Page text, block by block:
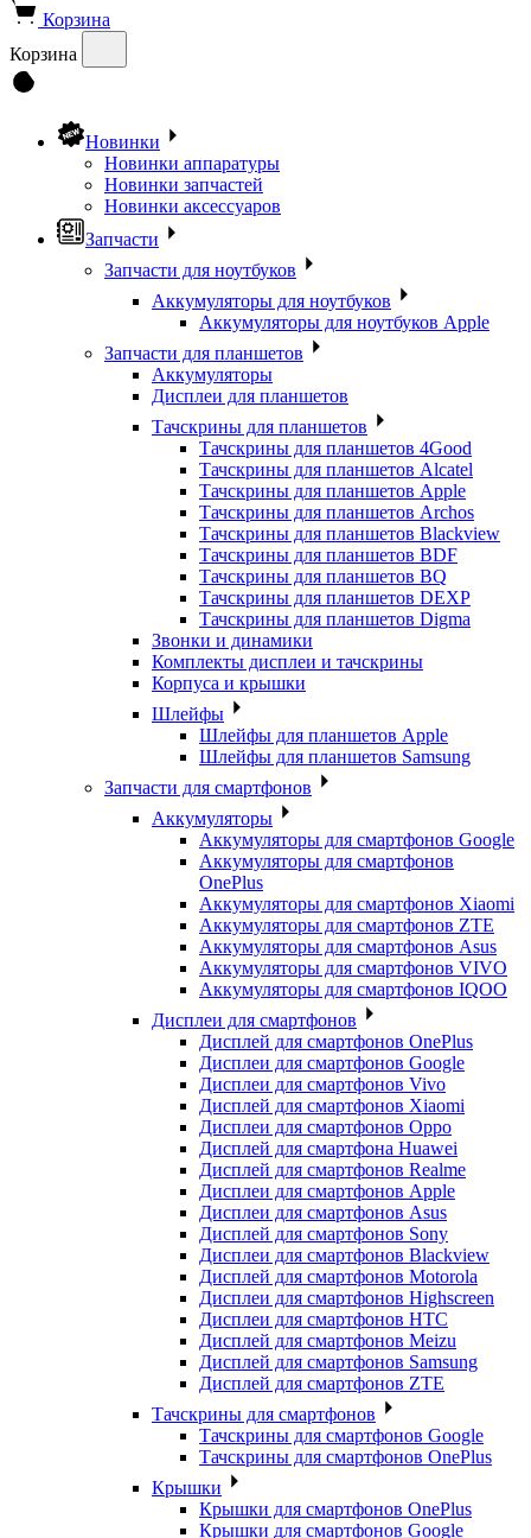
Корзина
Корзина
Новинки
Новинки аппаратуры
Новинки запчастей
Новинки аксессуаров
Запчасти
Запчасти для ноутбуков
Аккумуляторы для ноутбуков
Аккумуляторы для ноутбуков Apple
Запчасти для планшетов
Аккумуляторы
Дисплеи для планшетов
Тачскрины для планшетов
Тачскрины для планшетов 4Good
Тачскрины для планшетов Alcatel
Тачскрины для планшетов Apple
Тачскрины для планшетов Archos
Тачскрины для планшетов Blackview
Тачскрины для планшетов BDF
Тачскрины для планшетов BQ
Тачскрины для планшетов DEXP
Тачскрины для планшетов Digma
Звонки и динамики
Комплекты дисплеи и тачскрины
Корпуса и крышки
Шлейфы
Шлейфы для планшетов Apple
Шлейфы для планшетов Samsung
Запчасти для смартфонов
Аккумуляторы
Аккумуляторы для смартфонов Google
Аккумуляторы для смартфонов
OnePlus
Аккумуляторы для смартфонов Xiaomi
Аккумуляторы для смартфонов ZTE
Аккумуляторы для cмартфонов Asus
Аккумуляторы для смартфонов VIVO
Аккумуляторы для смартфонов IQOO
Дисплеи для смартфонов
Дисплей для смартфонов OnePlus
Дисплеи для смартфонов Google
Дисплеи для смартфонов Vivo
Дисплей для смартфонов Xiaomi
Дисплеи для смартфонов Oppo
Дисплей для смартфона Huawei
Дисплей для смартфонов Realme
Дисплеи для смартфонов Apple
Дисплеи для смартфонов Asus
Дисплей для смартфонов Sony
Дисплеи для смартфонов Blackview
Дисплей для смартфонов Motorola
Дисплеи для смартфонов Highscreen
Дисплеи для смартфонов HTC
Дисплей для смартфонов Meizu
Дисплей для смартфонов Samsung
Дисплей для смартфонов ZTE
Тачскрины для смартфонов
Тачскрины для смартфонов Google
Тачскрины для смартфонов OnePlus
Крышки
Крышки для смартфонов OnePlus
Крышки для смартфонов Google